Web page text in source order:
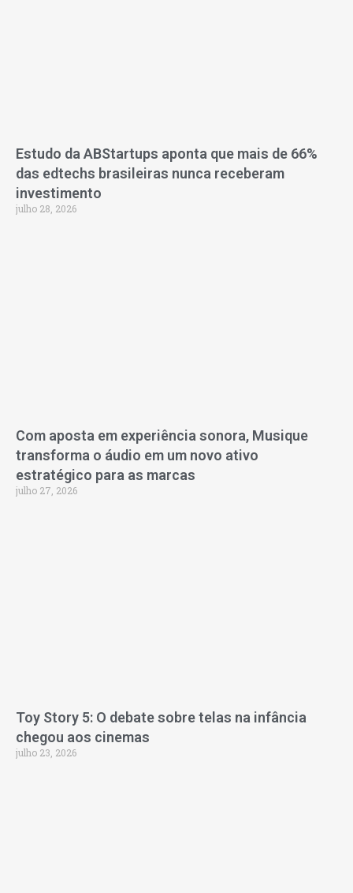
Estudo da ABStartups aponta que mais de 66%
das edtechs brasileiras nunca receberam
investimento
julho 28, 2026
Com aposta em experiência sonora, Musique
transforma o áudio em um novo ativo
estratégico para as marcas
julho 27, 2026
Toy Story 5: O debate sobre telas na infância
chegou aos cinemas
julho 23, 2026